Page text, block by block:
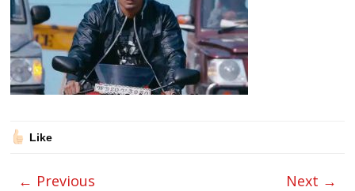
Like
← Previous Next →